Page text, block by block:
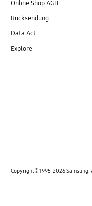
Online Shop AGB
Rücksendung
Data Act
Explore
Copyright© 1995-2026